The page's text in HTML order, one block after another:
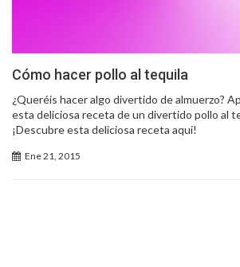
Cómo hacer pollo al tequila
¿Queréis hacer algo divertido de almuerzo?
esta deliciosa receta de un divertido pollo al
¡Descubre esta deliciosa receta aquí!
Ene 21, 2015